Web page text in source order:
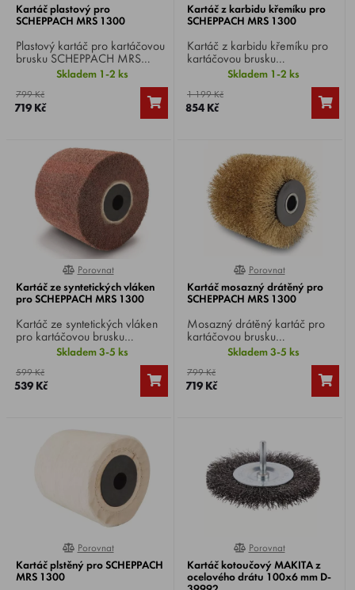
Kartáč plastový pro
SCHEPPACH MRS 1300
Plastový kartáč pro kartáčovou
brusku SCHEPPACH MRS
1300 , vhodný na čištění
hladkého i strukturovaného
dřeva, kamenných a kovových
ploch a dále i dlaždic a spár.
Rovněž vhodný na kartáčování
Skladem 1-2 ks
799 Kč
719 Kč
Kartáč z karbidu křemíku pro
SCHEPPACH MRS 1300
Kartáč z karbidu křemíku pro
kartáčovou brusku
SCHEPPACH MRS 1300
, vhodný na broušení kovových
ploch a na přípravu kovových
povrchů ke sváření.
Skladem 1-2 ks
1 199 Kč
854 Kč
0%
Porovnat
Kartáč ze syntetických vláken
pro SCHEPPACH MRS 1300
Kartáč ze syntetických vláken
pro kartáčovou brusku
SCHEPPACH MRS 1300
, vhodný na čištění hladkého i
strukturovaného dřeva,
kamenných a kovových ploch,
Skladem 3-5 ks
599 Kč
539 Kč
0%
Porovnat
Kartáč mosazný drátěný pro
SCHEPPACH MRS 1300
Mosazný drátěný kartáč pro
kartáčovou brusku
SCHEPPACH MRS 1300 ,
vhodný na broušení,
kartáčování, zesvětlování a
strhávání nečistot z dřevěných,
kamenných nebo kovových
Skladem 3-5 ks
799 Kč
719 Kč
0%
Porovnat
Kartáč plstěný pro SCHEPPACH
MRS 1300
0%
Porovnat
Kartáč kotoučový MAKITA z
ocelového drátu 100x6 mm D-